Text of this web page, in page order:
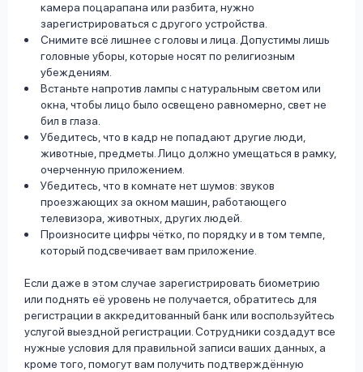
камера поцарапана или разбита, нужно
зарегистрироваться с другого устройства.
Снимите всё лишнее с головы и лица. Допустимы лишь
головные уборы, которые носят по религиозным
убеждениям.
Встаньте напротив лампы с натуральным светом или
окна, чтобы лицо было освещено равномерно, свет не
бил в глаза.
Убедитесь, что в кадр не попадают другие люди,
животные, предметы. Лицо должно умещаться в рамку,
очерченную приложением.
Убедитесь, что в комнате нет шумов: звуков
проезжающих за окном машин, работающего
телевизора, животных, других людей.
Произносите цифры чётко, по порядку и в том темпе,
который подсвечивает вам приложение.
Если даже в этом случае зарегистрировать биометрию
или поднять её уровень не получается, обратитесь для
регистрации в аккредитованный банк или воспользуйтесь
услугой выездной регистрации. Сотрудники создадут все
нужные условия для правильной записи ваших данных, а
кроме того, помогут вам получить подтверждённую